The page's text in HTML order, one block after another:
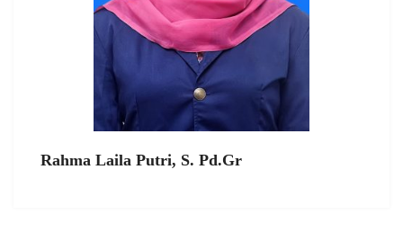
Rahma Laila Putri, S. Pd.Gr